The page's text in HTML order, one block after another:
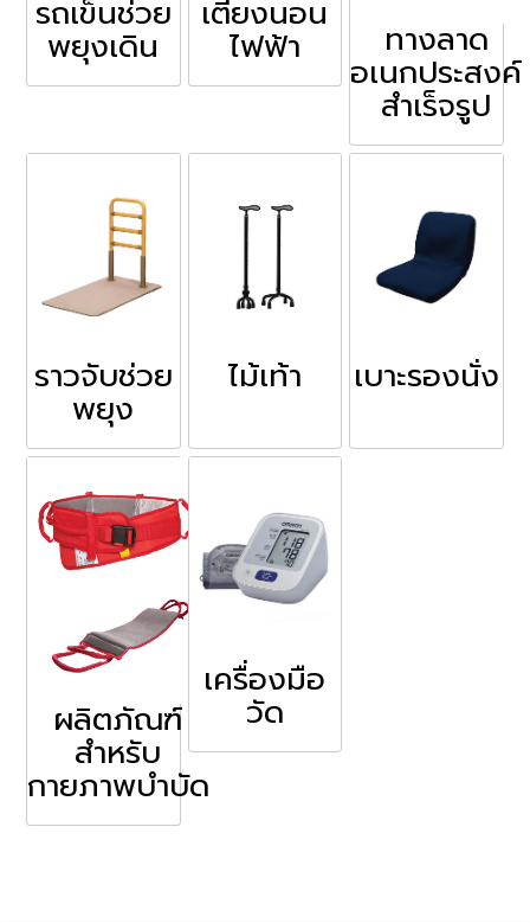
รถเข็นช่วย
พยุงเดิน
เตียงนอน
ไฟฟ้า ทางลาด
อเนกประสงค์
สำเร็จรูป
ราวจับช่วย
พยุง
ไม้เท้า เบาะรองนั่ง
ผลิตภัณฑ์
สำหรับ
กายภาพบำบัด
เครื่องมือ
วัด